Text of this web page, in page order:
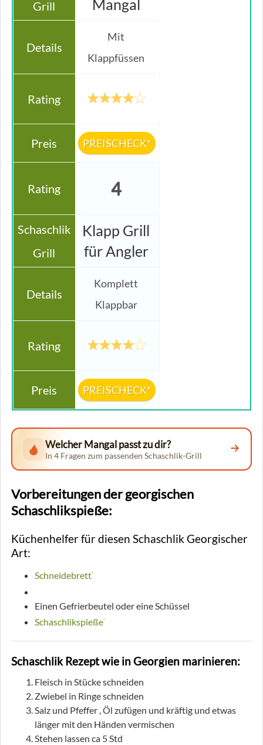
Mangal
Mit
Klappfüssen
PREISCHECK*
4
Klapp Grill
für Angler
Komplett
Klappbar
PREISCHECK*
Welcher Mangal passt zu dir?
In 4 Fragen zum passenden Schaschlik-Grill
Vorbereitungen der georgischen
Schaschlikspieße:
Küchenhelfer für diesen Schaschlik Georgischer
Art:
Schneidebrett*
Einen Gefrierbeutel oder eine Schüssel
Schaschlikspieße*
Schaschlik Rezept wie in Georgien marinieren:
Fleisch in Stücke schneiden
Zwiebel in Ringe schneiden
Salz und Pfeffer , Öl zufügen und kräftig und etwas
länger mit den Händen vermischen
Stehen lassen ca 5 Std